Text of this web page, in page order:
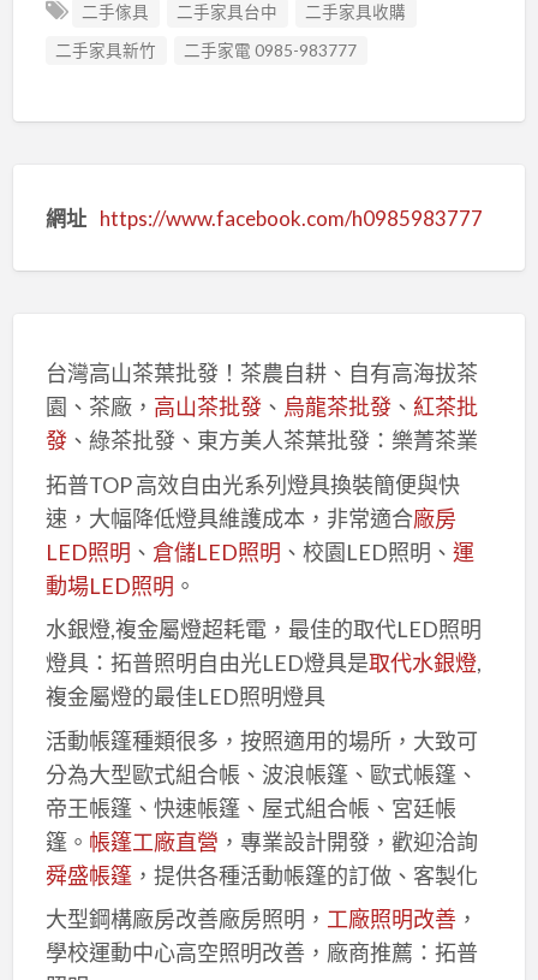
二手傢具 二手家具台中
二手家具收購
二手家具新竹
二手家電 0985-983777
網址 https://www.facebook.com/h0985983777
台灣高山茶葉批發！茶農自耕、自有高海拔茶
園、茶廠， 高山茶批發、 烏龍茶批發、 紅茶批
發、綠茶批發、東方美人茶葉批發：樂菁茶業
拓普TOP 高效自由光系列燈具換裝簡便與快
速，大幅降低燈具維護成本，非常適合廠房
LED照明 、 倉儲LED照明 、校園LED照明、 運
動場LED照明 。
水銀燈,複金屬燈超耗電，最佳的取代LED照明
燈具：拓普照明自由光LED燈具是取代水銀燈,
複金屬燈的最佳LED照明燈具
活動帳篷種類很多，按照適用的場所，大致可
分為大型歐式組合帳、波浪帳篷、歐式帳篷、
帝王帳篷、快速帳篷、屋式組合帳、宮廷帳
篷。 帳篷工廠直營 ，專業設計開發，歡迎洽詢
舜盛帳篷，提供各種活動帳篷的訂做、客製化
大型鋼構廠房改善廠房照明， 工廠照明改善，
學校運動中心高空照明改善，廠商推薦：拓普